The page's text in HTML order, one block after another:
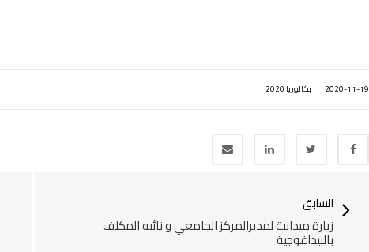
2020-11-19 بكالوريا 2020
السابق
زيارة ميدانية لمديرالمركز الجامعي و نائبه المكلف
بالبيداغوجية